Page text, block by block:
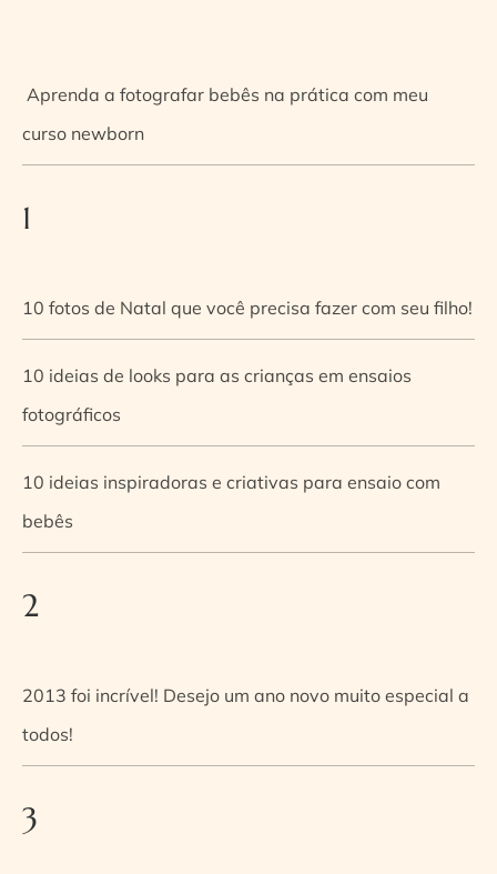
Aprenda a fotografar bebês na prática com meu
curso newborn
1
10 fotos de Natal que você precisa fazer com seu filho!
10 ideias de looks para as crianças em ensaios
fotográficos
10 ideias inspiradoras e criativas para ensaio com
bebês
2
2013 foi incrível! Desejo um ano novo muito especial a
todos!
3